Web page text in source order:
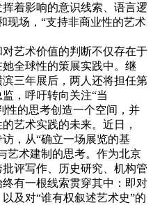
着影响的意识线索、语言逻
现场，“支持非商业性的艺术
艺术价值的判断不仅存在于
全球性的策展实践中。继
三年展后，两人还将担任第
，呼吁转向关注“当
性的思考创造一个空间，并
艺术实践的未来。近日，
，从“确立一场展览的基
艺术建制的思考。作为北京
评写作、历史研究、机构管
有一根线索贯穿其中：即对
及对“谁有权叙述艺术史”的